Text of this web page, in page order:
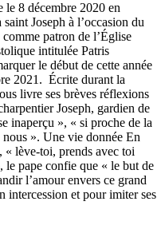
le 8 décembre 2020 en
Joseph à l’occasion du
patron de l’Église
intitulée Patris
le début de cette année
2021. Écrite durant la
livre ses brèves réflexions
Joseph, gardien de
inaperçu », « si proche de la
». Une vie donnée En
« lève-toi, prends avec toi
le pape confie que « le but de
l’amour envers ce grand
intercession et pour imiter ses